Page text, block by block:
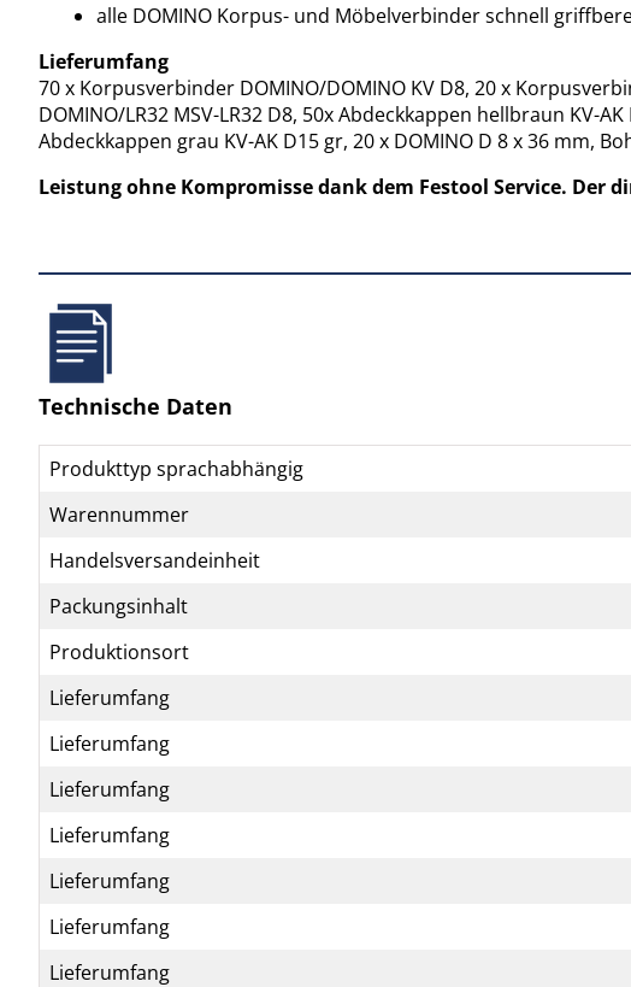
alle DOMINO Korpus- und Möbelverbinder schnell
Lieferumfang
70 x Korpusverbinder DOMINO/DOMINO KV D8, 20 x
DOMINO/LR32 MSV-LR32 D8, 50x Abdeckkappen hellbraun KV-
Abdeckkappen grau KV-AK D15 gr, 20 x DOMINO D 8 x 36 mm,
Leistung ohne Kompromisse dank dem Festool Service. Der
Technische Daten
Produkttyp sprachabhängig
Warennummer
Handelsversandeinheit
Packungsinhalt
Produktionsort
Lieferumfang
Lieferumfang
Lieferumfang
Lieferumfang
Lieferumfang
Lieferumfang
Lieferumfang